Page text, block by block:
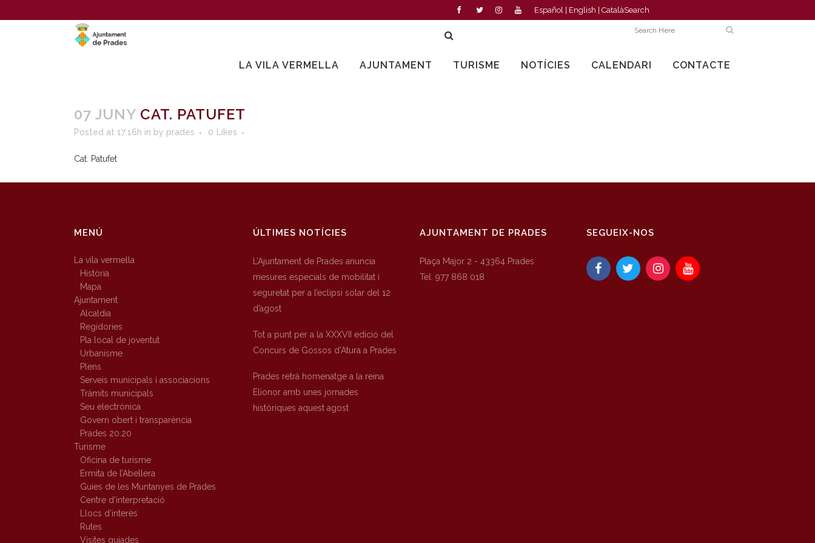
Español English CatalàSearch
LA VILA VERMELLA AJUNTAMENT TURISME NOTÍCIES CALENDARI CONTACTE
07 JUNY CAT. PATUFET
Posted at 17:16h in by prades 0 Likes
Cat. Patufet
MENÚ
La vila vermella
Història
Mapa
Ajuntament
Alcaldia
Regidories
Pla local de joventut
Urbanisme
Plens
Serveis municipals i associacions
Tràmits municipals
Seu electrònica
Govern obert i transparència
Prades 20.20
Turisme
Oficina de turisme
Ermita de l’Abellera
Guies de les Muntanyes de Prades
Centre d’interpretació
Llocs d’interès
Rutes
Visites guiades
ÚLTIMES NOTÍCIES
L’Ajuntament de Prades anuncia
mesures especials de mobilitat i
seguretat per a l’eclipsi solar del 12
d’agost
Tot a punt per a la XXXVII edició del
Concurs de Gossos d’Atura a Prades
Prades retrà homenatge a la reina
Elionor amb unes jornades
històriques aquest agost
AJUNTAMENT DE PRADES
Plaça Major 2 - 43364 Prades
Tel. 977 868 018
SEGUEIX-NOS